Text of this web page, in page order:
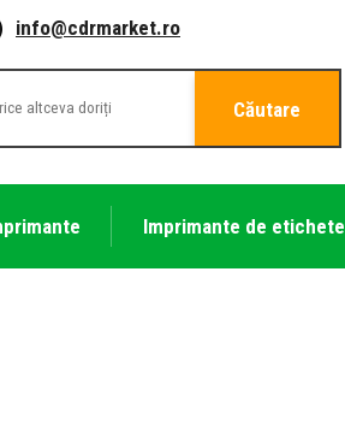
info@cdrmarket.ro
Căutare
Imprimante de etichete